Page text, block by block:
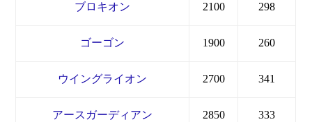
ブロキオン 2100 298
ゴーゴン 1900 260
ウイングライオン 2700 341
アースガーディアン 2850 333